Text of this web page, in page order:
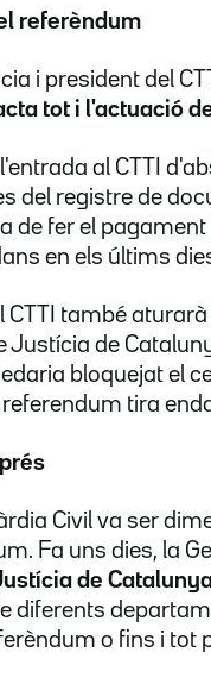
referèndum
i president del
tot i l'actuació
al CTTI
del registre de
de fer el
en els últims
CTTI també
Justícia de
bloquejat el
tira
Civil va ser
Fa uns dies, la
de
diferents
o fins i tot